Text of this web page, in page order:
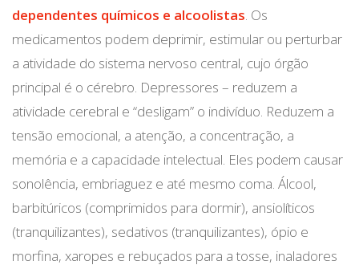
dependentes químicos e alcoolistas. Os
medicamentos podem deprimir, estimular ou perturbar
a atividade do sistema nervoso central, cujo órgão
principal é o cérebro. Depressores – reduzem a
atividade cerebral e “desligam” o indivíduo. Reduzem a
tensão emocional, a atenção, a concentração, a
memória e a capacidade intelectual. Eles podem causar
sonolência, embriaguez e até mesmo coma. Álcool,
barbitúricos (comprimidos para dormir), ansiolíticos
(tranquilizantes), sedativos (tranquilizantes), ópio e
morfina, xaropes e rebuçados para a tosse, inaladores